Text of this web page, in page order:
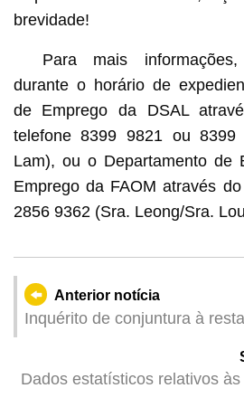
brevidade!
Para mais
durante o horário de
de Emprego da DSAL
telefone 8399 9821 ou 8399
Lam), ou o Departamento de
Emprego da FAOM através
2856 9362 (Sra. Leong/Sra.
Anterior notícia
Inquérito de conjuntura à
comércio a retalho referente
Dados estatísticos relativos